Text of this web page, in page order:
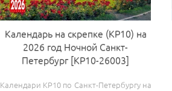
Календарь на скрепке (КР10) на
2026 год Ночной Санкт-
Петербург [КР10-26003]
Календари КР10 по Санкт-Петербургу на